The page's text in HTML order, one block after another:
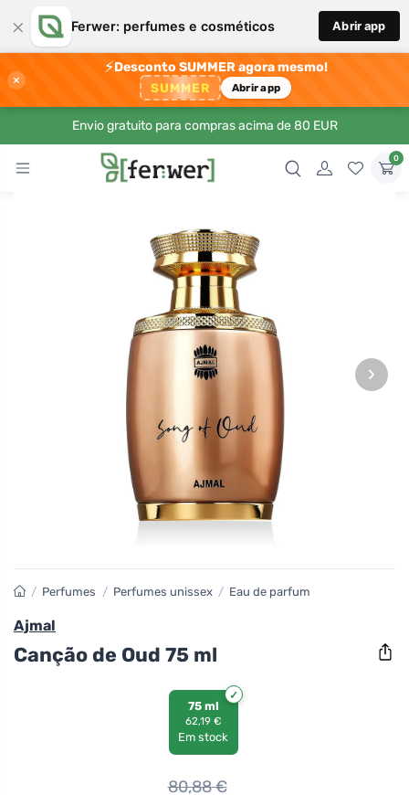
× Ferwer: perfumes e cosméticos Abrir app
×
⚡Desconto SUMMER agora mesmo!
SUMMER Abrir app
Envio gratuito para compras acima de 80 EUR
0
›
/ Perfumes / Perfumes unissex / Eau de parfum
Ajmal
Canção de Oud 75 ml
75 ml
62,19 €
Em stock
80,88€